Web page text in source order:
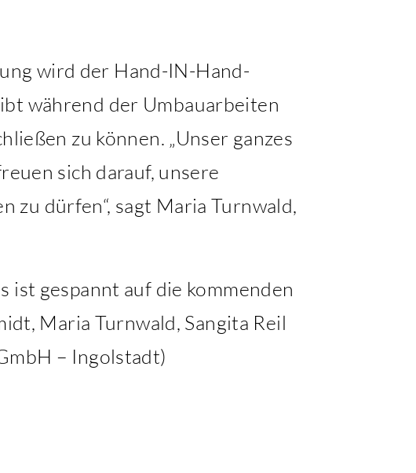
wird der Hand-IN-Hand-
während der Umbauarbeiten
zu können. „Unser ganzes
sich darauf, unsere
zu dürfen“, sagt Maria Turnwald,
ist gespannt auf die kommenden
Maria Turnwald, Sangita Reil
– Ingolstadt)